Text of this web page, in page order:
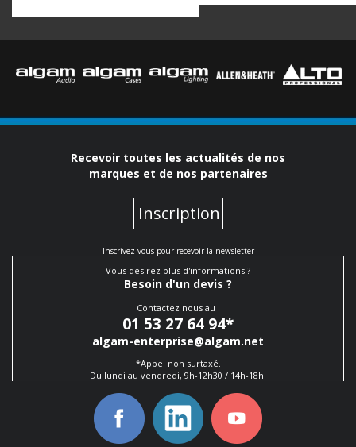
Recevoir toutes les actualités de nos
marques et de nos partenaires
Inscription
Inscrivez-vous pour recevoir la newsletter
Vous désirez plus d'informations ?
Besoin d'un devis ?
Contactez nous au :
01 53 27 64 94*
algam-enterprise@algam.net
*Appel non surtaxé.
Du lundi au vendredi, 9h-12h30 / 14h-18h.